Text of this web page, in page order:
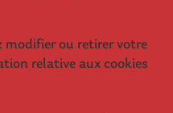
modifier ou retirer votre
relative aux cookies